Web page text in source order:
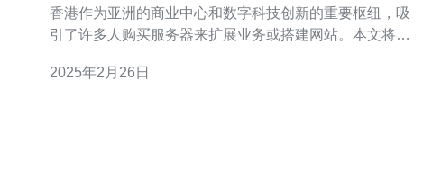
香港作为亚洲的商业中心和数字科技创新的重要枢纽，吸
引了许多人购买服务器来扩展业务或搭建网站。本文将介
多电子产品商店都提供服务器的销售服务。例如，在香港
2025年2月26日